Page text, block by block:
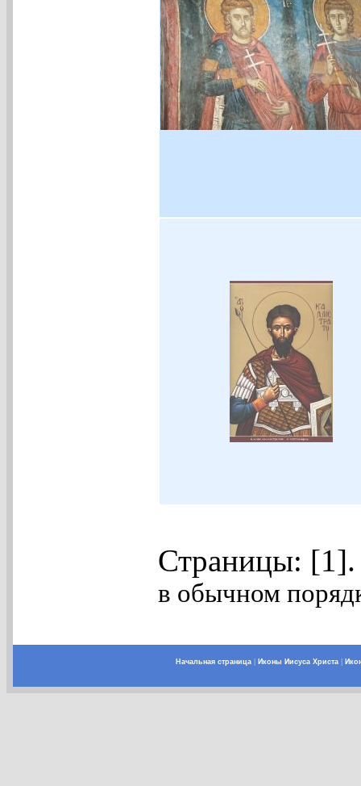
Страницы:
в обычном
Начальная страница| Иконы Иисуса Христа|